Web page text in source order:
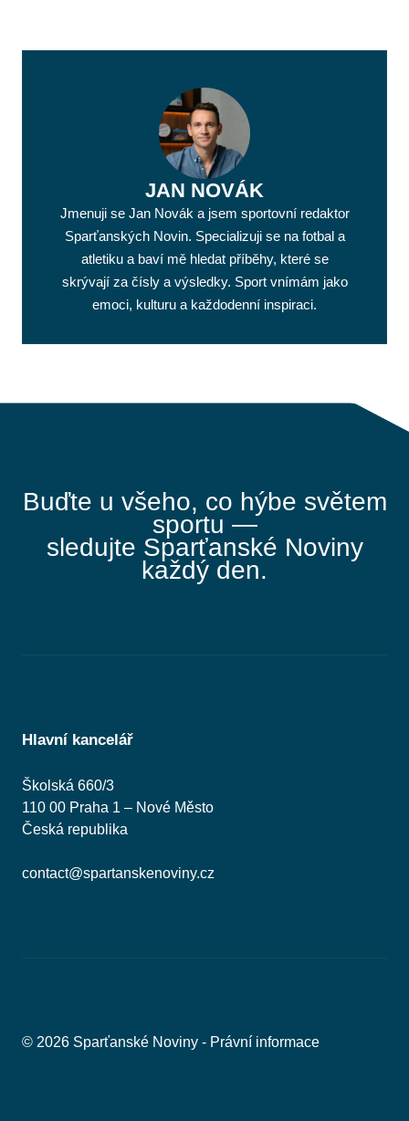
JAN NOVÁK
Jmenuji se Jan Novák a jsem sportovní redaktor
Sparťanských Novin. Specializuji se na fotbal a
atletiku a baví mě hledat příběhy, které se
skrývají za čísly a výsledky. Sport vnímám jako
emoci, kulturu a každodenní inspiraci.
Buďte u všeho, co hýbe světem
sportu —
sledujte Sparťanské Noviny
každý den.
Hlavní kancelář
Školská 660/3
110 00 Praha 1 – Nové Město
Česká republika
contact@spartanskenoviny.cz
© 2026 Sparťanské Noviny - Právní informace